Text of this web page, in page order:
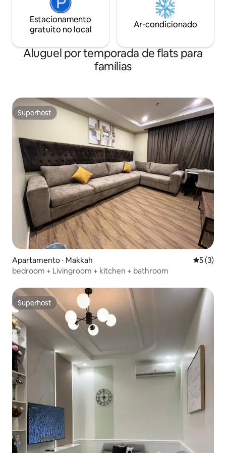
convenientes de transporte. (A limpeza
do local é a nossa garantia de ouro para
os nossos hóspedes👌🏼)
Estacionamento
gratuito no local
Ar-condicionado
Aluguel por temporada de flats para
famílias
Superhost
Superhost
Apartamento ⋅ Makkah 5 de
5 (3)
bedroom + Livingroom + kitchen + bathroom
Superhost
Superhost